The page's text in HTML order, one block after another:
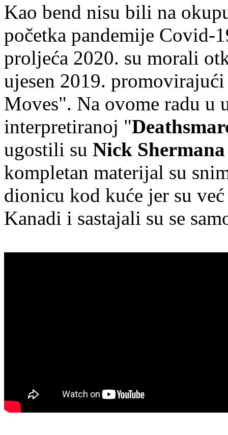
Kao bend nisu bili na
početka pandemije Covid-
proljeća 2020. su morali
ujesen 2019.
Moves". Na ovome radu u
interpretiranoj "
ugostili su Nick Shermana
kompletan materijal su
dionicu kod kuće jer su
Kanadi i sastajali su se